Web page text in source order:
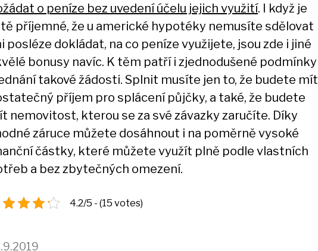
o peníze bez uvedení účelu jejich využití. I když je
příjemné, že u americké hypotéky nemusíte sdělovat
posléze dokládat, na co peníze využijete, jsou zde i jiné
bonusy navíc. K těm patří i zjednodušené podmínky
takové žádosti. Splnit musíte jen to, že budete mít
příjem pro splácení půjčky, a také, že budete
nemovitost, kterou se za své závazky zaručíte. Díky
záruce můžete dosáhnout i na poměrně vysoké
částky, které můžete využít plně podle vlastních
a bez zbytečných omezení.
4.2/5 - (15 votes)